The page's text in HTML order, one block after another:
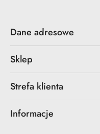
Dane adresowe
Sklep
Strefa klienta
Informacje